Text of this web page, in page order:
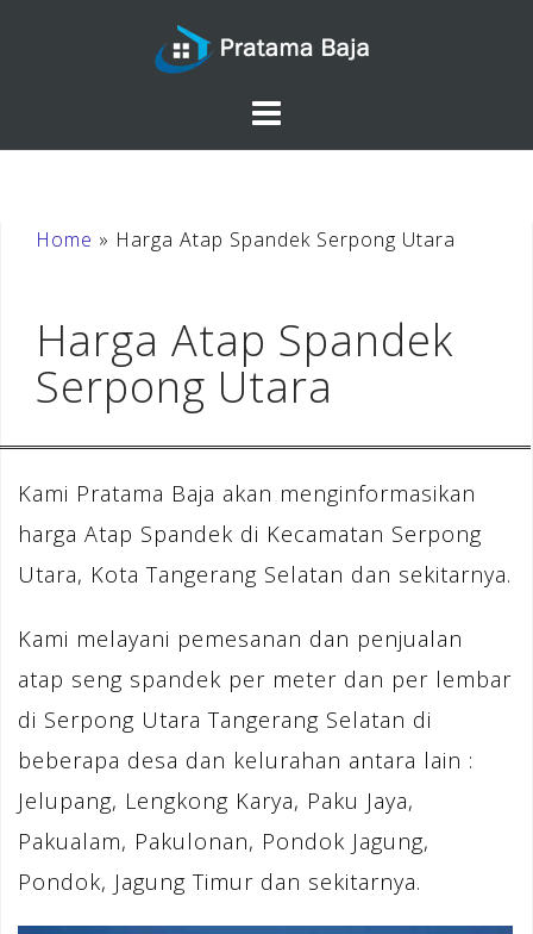
Home » Harga Atap Spandek Serpong Utara
Harga Atap Spandek
Serpong Utara
Kami Pratama Baja akan menginformasikan
harga Atap Spandek di Kecamatan Serpong
Utara, Kota Tangerang Selatan dan sekitarnya.
Kami melayani pemesanan dan penjualan
atap seng spandek per meter dan per lembar
di Serpong Utara Tangerang Selatan di
beberapa desa dan kelurahan antara lain :
Jelupang, Lengkong Karya, Paku Jaya,
Pakualam, Pakulonan, Pondok Jagung,
Pondok, Jagung Timur dan sekitarnya.